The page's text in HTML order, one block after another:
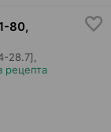
80,
28.7],
рецепта